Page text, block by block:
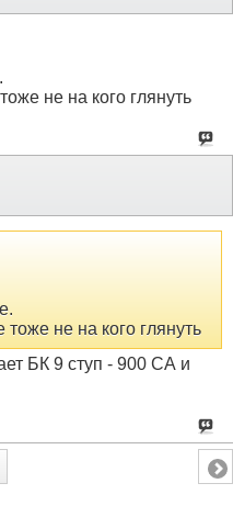
не на кого глянуть
не на кого глянуть
БК 9 ступ - 900 СА и